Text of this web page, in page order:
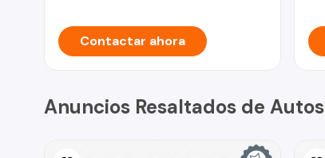
Contactar ahora
Anuncios Resaltados de Autos